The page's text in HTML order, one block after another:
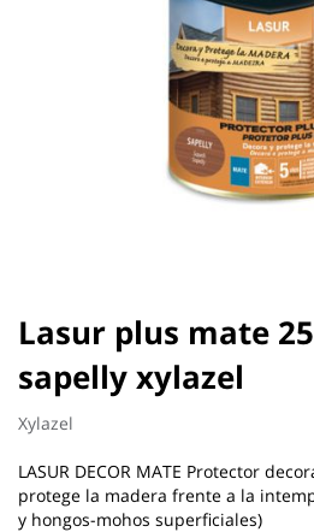
Lasur plus mate
sapelly xylazel
Xylazel
LASUR DECOR MATE Protector
protege la madera frente a la
y hongos-mohos superficiales)
Saltar
al
comienzo
de
la
galería
de
imágenes